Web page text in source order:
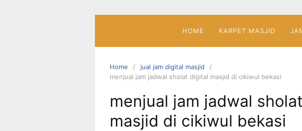
HOME KARPET MASJID
Home
jual jam digital masjid
menjual jam jadwal sholat digital masjid di cikiwul bekasi
menjual jam jadwal
masjid di cikiwul bekasi